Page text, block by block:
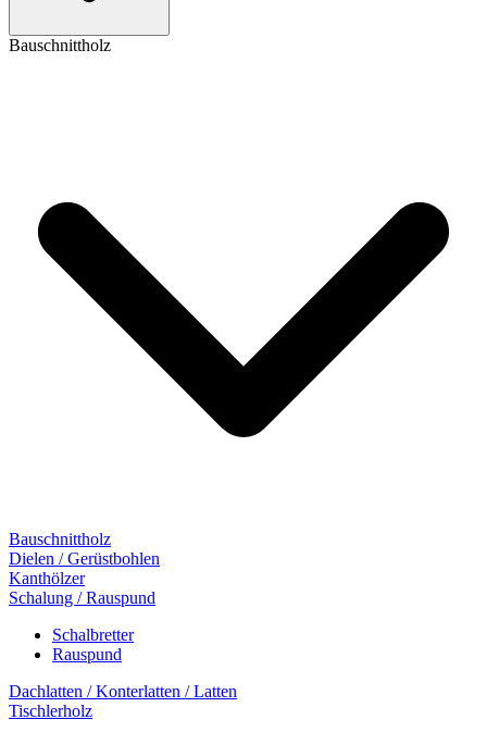
Bauschnittholz
Bauschnittholz
Dielen / Gerüstbohlen
Kanthölzer
Schalung / Rauspund
Schalbretter
Rauspund
Dachlatten / Konterlatten / Latten
Tischlerholz